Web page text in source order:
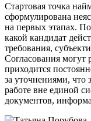
Стартовая точка
сформулирована
на первых этапах.
какой кандидат
требования,
Согласования могут
приходится
за уточнениями, что
работе вне единой
документов,